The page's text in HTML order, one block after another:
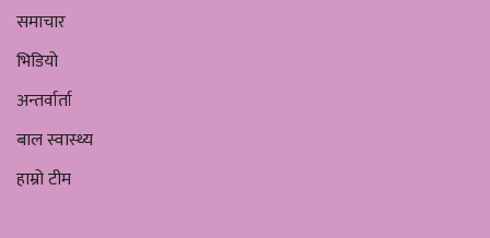
समाचार
भिडियो
अन्तर्वार्ता
बाल स्वास्थ्य
हाम्रो टीम